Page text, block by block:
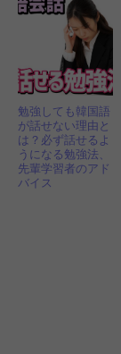
勉強しても韓国語
が話せない理由と
は？必ず話せるよ
うになる勉強法、
先輩学習者のアド
バイス